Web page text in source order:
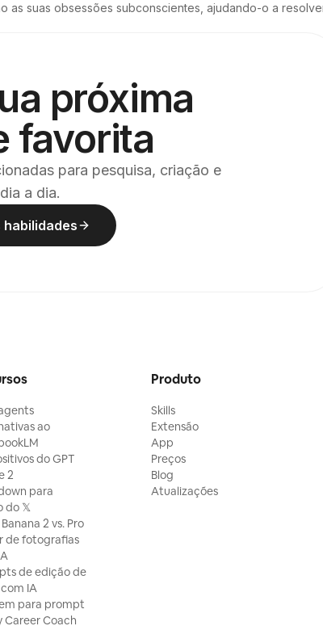
as suas obsessões subconscientes, ajudando-o a
próxima
favorita
para pesquisa, criação e
a dia.
habilidades
ao
do GPT
2
para
do 𝕏
2 vs. Pro
de fotografias
de edição de
IA
para prompt
Career Coach
Produto
Skills
Extensão
App
Preços
Blog
Atualizações